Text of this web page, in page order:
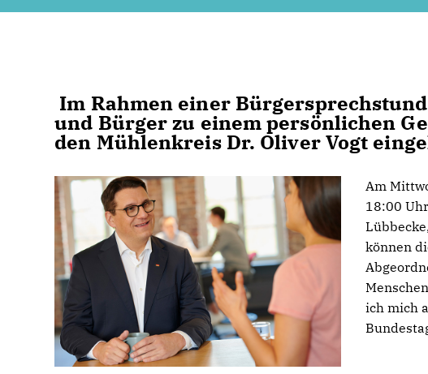
Im Rahmen einer
und Bürger zu einem persönlichen
den Mühlenkreis Dr. Oliver Vogt
Am
18:00
können
ich mich